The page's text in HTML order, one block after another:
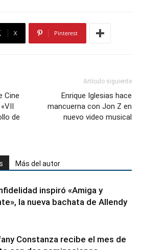
X Pinterest
Cine
de
Artículo siguiente
Enrique Iglesias hace
mancuerna con Jon Z en
nuevo video musical
Más del autor
inspiró «Amiga y
la nueva bachata de Allendy
Constanza recibe el mes de